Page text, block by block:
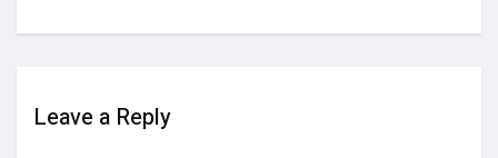
Leave a Reply